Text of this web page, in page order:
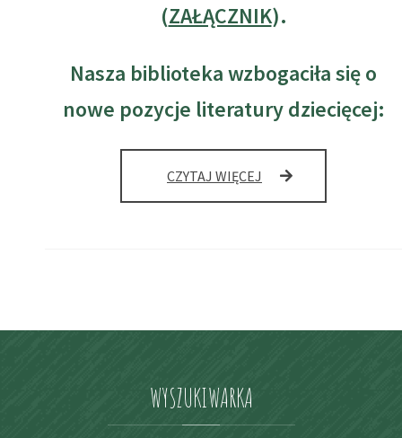
(ZAŁĄCZNIK).
Nasza biblioteka wzbogaciła się o
nowe pozycje literatury dziecięcej:
CZYTAJ WIĘCEJ NARODOWY
WYSZUKIWARKA